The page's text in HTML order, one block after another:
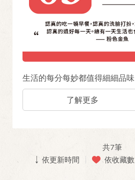
生活的每分每妙都值得細細品味
了解更多
共7筆
依更新時間
依收藏數